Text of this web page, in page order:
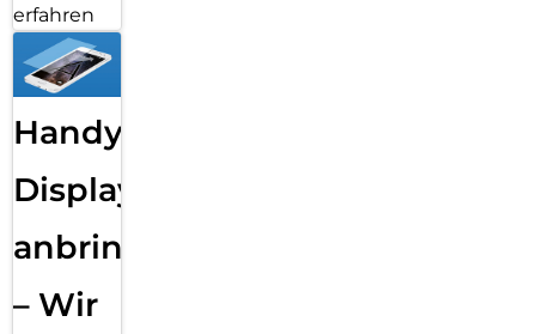
erfahren
Handy
Displayfolie
anbringen
– Wir